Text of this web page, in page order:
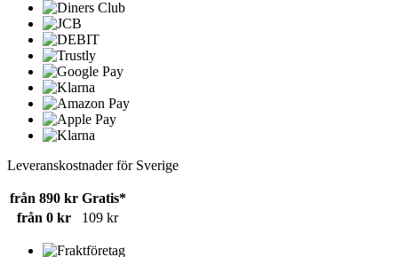
Leveranskostnader för Sverige
från 890 kr Gratis*
från 0 kr
109 kr